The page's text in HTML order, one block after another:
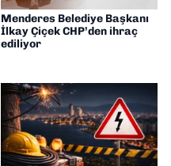
Menderes Belediye Başkanı
İlkay Çiçek CHP’den ihraç
ediliyor